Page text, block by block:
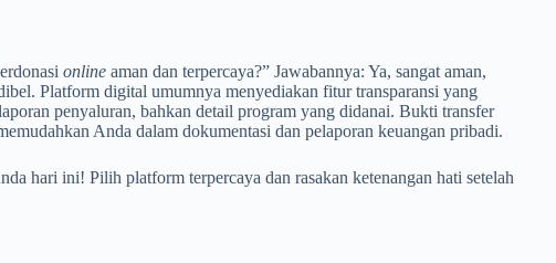
online aman dan terpercaya?” Jawabannya: Ya, sangat aman,
Platform digital umumnya menyediakan fitur transparansi yang
penyaluran, bahkan detail program yang didanai. Bukti transfer
Anda dalam dokumentasi dan pelaporan keuangan pribadi.
hari ini! Pilih platform terpercaya dan rasakan ketenangan hati setelah